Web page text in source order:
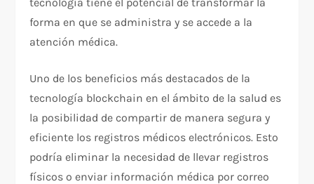
forma en que se administra y se accede a la
atención médica.
Uno de los beneficios más destacados de la
tecnología blockchain en el ámbito de la salud es
la posibilidad de compartir de manera segura y
eficiente los registros médicos electrónicos. Esto
podría eliminar la necesidad de llevar registros
físicos o enviar información médica por correo